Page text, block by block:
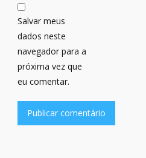
Salvar meus
dados neste
navegador para a
próxima vez que
eu comentar.